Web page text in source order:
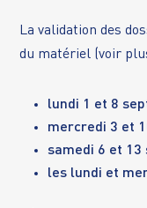
La validation des
du matériel (voir
lundi 1 et 8
mercredi 3 et
samedi 6 et 13
les lundi et